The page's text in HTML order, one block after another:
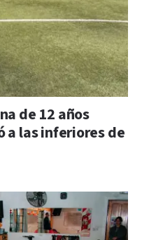
de 12 años
a las inferiores de